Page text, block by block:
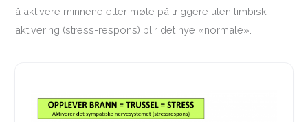
å aktivere minnene eller møte på triggere uten limbisk
aktivering (stress-respons) blir det nye «normale».